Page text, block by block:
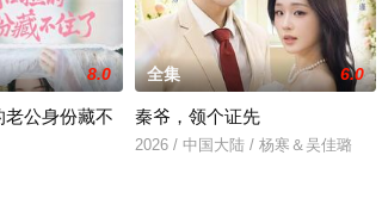
8.0
老公身份藏不
全集 6.0
秦爷，领个证先
2026 / 中国大陆 / 杨寒＆吴佳璐